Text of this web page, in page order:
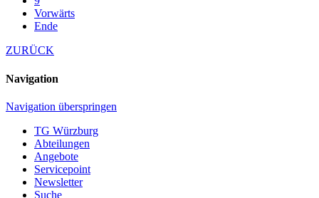
Vorwärts
Ende
ZURÜCK
Navigation
Navigation überspringen
TG Würzburg
Abteilungen
Angebote
Servicepoint
Newsletter
Suche